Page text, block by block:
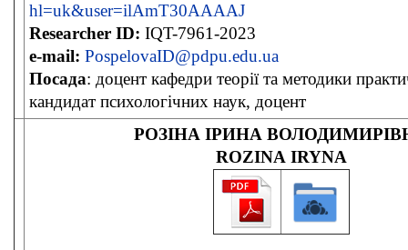
hl=uk&user=ilAmT30AAAAJ
Researcher ID: IQT-7961-2023
e-mail: PospelovaID@pdpu.edu.ua
Посада: доцент кафедри теорії та методики
кандидат психологічних наук, доцент
РОЗІНА ІРИНА
ROZINA IRYNA